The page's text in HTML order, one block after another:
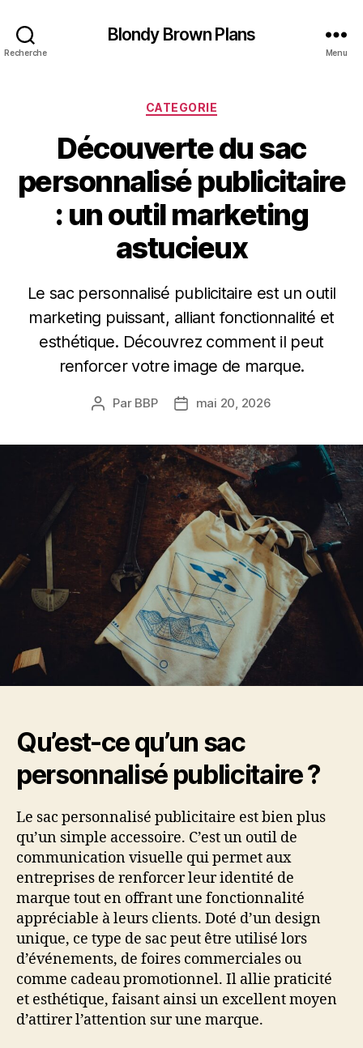
Recherche
Blondy Brown Plans
Menu
Catégories
CATEGORIE
Découverte du sac
personnalisé publicitaire
: un outil marketing
astucieux
Le sac personnalisé publicitaire est un outil
marketing puissant, alliant fonctionnalité et
esthétique. Découvrez comment il peut
renforcer votre image de marque.
Auteur
Par BBP
Datemai 20, 2026
Qu’est-ce qu’un sac
personnalisé publicitaire ?
Le sac personnalisé publicitaire est bien plus
qu’un simple accessoire. C’est un outil de
communication visuelle qui permet aux
entreprises de renforcer leur identité de
marque tout en offrant une fonctionnalité
appréciable à leurs clients. Doté d’un design
unique, ce type de sac peut être utilisé lors
d’événements, de foires commerciales ou
comme cadeau promotionnel. Il allie praticité
et esthétique, faisant ainsi un excellent moyen
d’attirer l’attention sur une marque.